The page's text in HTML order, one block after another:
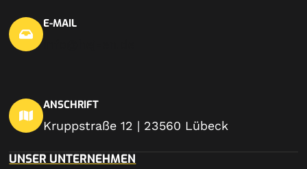
E-MAIL
ANSCHRIFT
Kruppstraße 12 | 23560 Lübeck
UNSER UNTERNEHMEN